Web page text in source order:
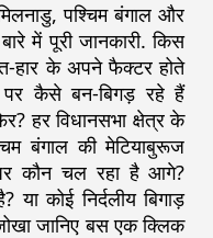
पश्चिम बंगाल और
में पूरी जानकारी. किस
हार के अपने फैक्टर होते
कैसे बन-बिगड़ रहे हैं
हर विधानसभा क्षेत्र के
बंगाल की मेटियाबुरूज
कौन चल रहा है आगे?
या कोई निर्दलीय बिगाड़
जानिए बस एक क्लिक